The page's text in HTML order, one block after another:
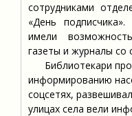
сотрудниками
«День
имели
газеты и журналы со
Библиотекари
информированию
соцсетях,
улицах села вели